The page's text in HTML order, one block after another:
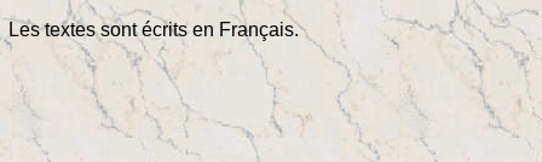
Les textes sont écrits en Français.